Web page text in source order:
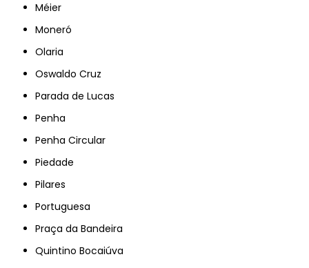
Méier
Moneró
Olaria
Oswaldo Cruz
Parada de Lucas
Penha
Penha Circular
Piedade
Pilares
Portuguesa
Praça da Bandeira
Quintino Bocaiúva